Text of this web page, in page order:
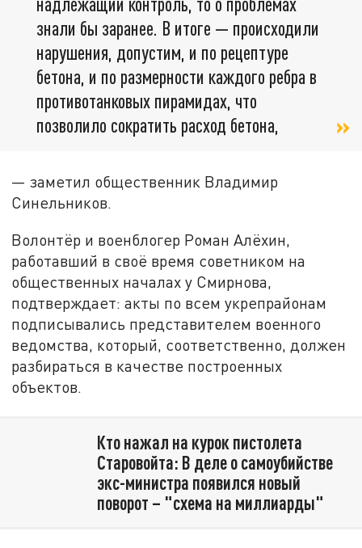
знали бы заранее. В итоге — происходили
нарушения, допустим, и по рецептуре
бетона, и по размерности каждого ребра в
противотанковых пирамидах, что
позволило сократить расход бетона,
— заметил общественник Владимир
Синельников.
Волонтёр и военблогер Роман Алёхин,
работавший в своё время советником на
общественных началах у Смирнова,
подтверждает: акты по всем укрепрайонам
подписывались представителем военного
ведомства, который, соответственно, должен
разбираться в качестве построенных
объектов.
Кто нажал на курок пистолета
Старовойта: В деле о самоубийстве
экс-министра появился новый
поворот – "схема на миллиарды"